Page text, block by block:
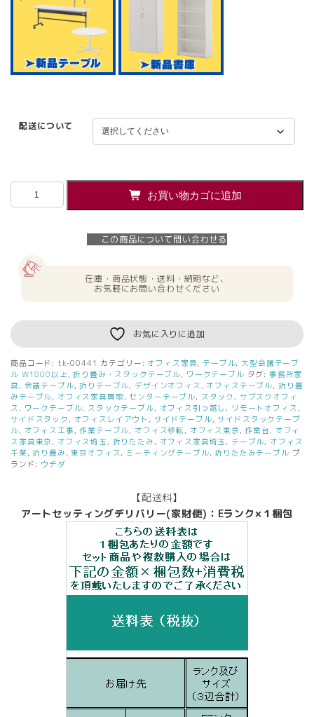
配送について
会
W1800
畳
み
ー
ブ
ル
ウ
チ
ダ
SP
型
お買い物カゴに追加
この商品について問い合わせる
在庫・商品状態・送料・納期など、
お気軽にお問い合わせください
お気に入りに追加
商品コード: tk-00441 カテゴリー: オフィス家具, テーブル, 大型会議テーブ
ル W1800以上 ,折り畳み・スタックテーブル, ワークテーブル タグ: 事務所家
具 , 会議テーブル,折りテーブル, デザインオフィス , オフィステーブル, 折り畳
みテーブル, オフィス家具買取,センターテーブル, スタック , サブスクオフィ
ス , ワークテーブル, スタックテーブル, オフィス引っ越し , リモートオフィス ,
サイドスタック , オフィスレイアウト , サイドテーブル,サイドスタックテーブ
ル, オフィス工事 ,作業テーブル, オフィス移転 , オフィス東京 ,作業台, オフィ
ス家具東京 , オフィス埼玉 , 折りたたみ, オフィス家具埼玉 , テーブル, オフィス
千葉 ,折り畳み,東京オフィス , ミーティングテーブル,折りたたみテーブル ブ
ランド: ウチダ
【配送料】
アートセッティングデリバリー(家財便)：Eランク×１梱包